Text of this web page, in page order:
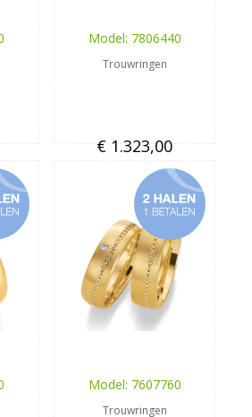
Model: 7806440
Trouwringen
€ 1.323,00
Model: 7607760
Trouwringen